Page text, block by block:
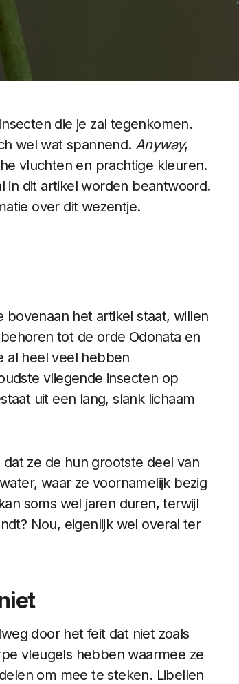
die je zal tegenkomen.
wel wat spannend.Anyway,
vluchten en prachtige kleuren.
in dit artikel worden beantwoord.
over dit wezentje.
het artikel staat, willen
tot de orde Odonata en
al heel veel hebben
vliegende insecten op
uit een lang, slank lichaam
ze de hun grootste deel van
waar ze voornamelijk bezig
soms wel jaren duren, terwijl
Nou, eigenlijk wel overal ter
door het feit dat niet zoals
vleugels hebben waarmee ze
om mee te steken. Libellen